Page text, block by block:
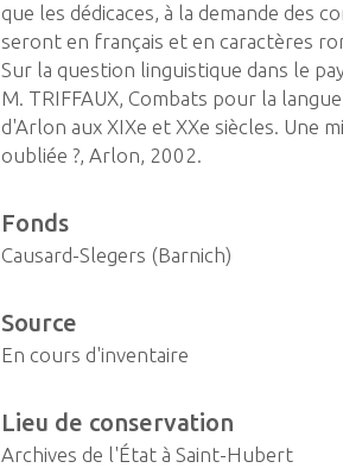
que les dédicaces, à la demande des
seront en français et en caractères
Sur la question linguistique dans le
M. TRIFFAUX, Combats pour la
d'Arlon aux XIXe et XXe siècles. Une
oubliée ?, Arlon, 2002.
Fonds
Causard-Slegers (Barnich)
Source
En cours d'inventaire
Lieu de conservation
Archives de l'État à Saint-Hubert